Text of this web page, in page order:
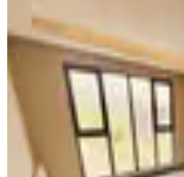
Ankara
Site
Mamak,
3+1· 145 m²
7.199.000 ₺